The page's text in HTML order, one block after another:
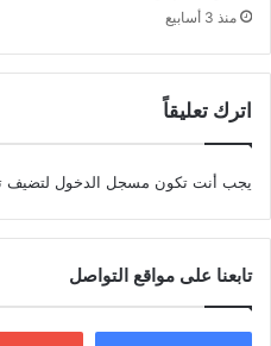
منذ 3 أسابيع
اترك تعليقاً
يجب أنت تكون مسجل الدخول لتضيف
تابعنا على مواقع التواصل